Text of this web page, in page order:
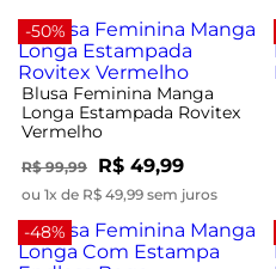
-50%
Blusa Feminina Manga
Longa Estampada Rovitex
Vermelho
R$ 99,99 R$ 49,99
ou 1x de R$ 49,99 sem juros
-48%